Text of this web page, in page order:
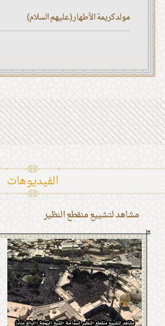
مولد كريمة الأطهار (عليهم السلام)
الفیدیوهات
مشاهد لتشييع منقطع النظير